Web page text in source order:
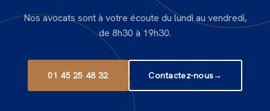
Nos avocats sont à votre écoute du lundi au vendredi,
de 8h30 à 19h30.
01 45 25 48 32 Contactez-nous→